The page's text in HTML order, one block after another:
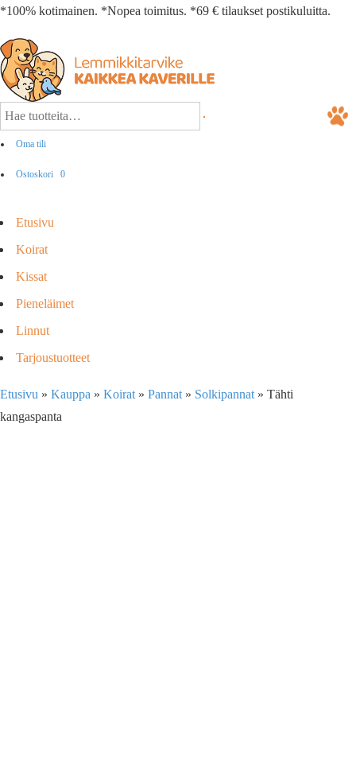
*100% kotimainen. *Nopea toimitus. *69 € tilaukset postikuluitta.
Oma tili
Ostoskori 0
Etusivu
Koirat
Kissat
Pieneläimet
Linnut
Tarjoustuotteet
Etusivu » Kauppa » Koirat » Pannat » Solkipannat » Tähti
kangaspanta